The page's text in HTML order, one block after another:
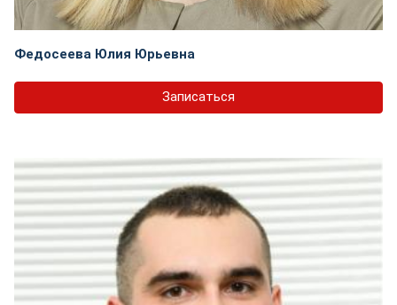
Федосеева Юлия Юрьевна
Записаться